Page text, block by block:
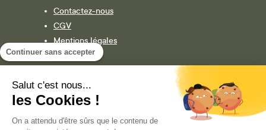
Continuer sans accepter
Salut c'est nous...
les Cookies !
On a attendu d'être sûrs que le contenu de
Contactez-nous
CGV
Mentions légales
Législation
Facebook Instagram